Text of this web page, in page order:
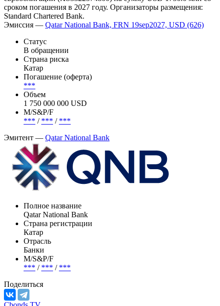
16 марта 2026 Cbonds
12 марта 2026 эмитент Qatar National Bank разместил
сроком погашения в 2027 году. Организаторы размещения:
Standard Chartered Bank.
Эмиссия —Qatar National Bank, FRN 19sep2027, USD (626)
Статус
В обращении
Страна риска
Катар
Погашение (оферта)
***
1 750 000 000 USD
М/S&P/F
***/***/
***
Эмитент —Qatar National Bank
Полное название
Qatar National Bank
Страна регистрации
Катар
Банки
М/S&P/F
***/